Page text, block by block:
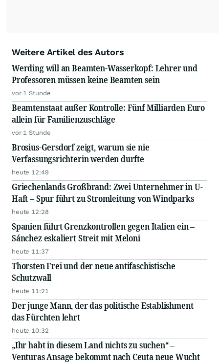
Weitere Artikel des Autors
Werding will an Beamten-Wasserkopf: Lehrer und
Professoren müssen keine Beamten sein
vor 1 Stunde
Beamtenstaat außer Kontrolle: Fünf Milliarden Euro
allein für Familienzuschläge
vor 1 Stunde
Brosius-Gersdorf zeigt, warum sie nie
Verfassungsrichterin werden durfte
heute 12:49
Griechenlands Großbrand: Zwei Unternehmer in U-
Haft – Spur führt zu Stromleitung von Windparks
heute 12:28
Spanien führt Grenzkontrollen gegen Italien ein –
Sánchez eskaliert Streit mit Meloni
heute 11:37
Thorsten Frei und der neue antifaschistische
Schutzwall
heute 11:21
Der junge Mann, der das politische Establishment
das Fürchten lehrt
heute 10:32
„Ihr habt in diesem Land nichts zu suchen“ –
Venturas Ansage bekommt nach Ceuta neue Wucht